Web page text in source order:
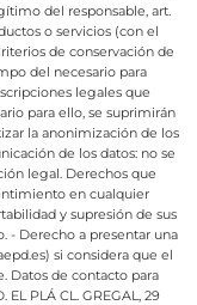
del responsable, art.
o servicios (con el
de conservación de
del necesario para
legales que
para ello, se suprimirán
la anonimización de los
de los datos: no se
legal. Derechos que
en cualquier
y supresión de sus
- Derecho a presentar una
si considera que el
Datos de contacto para
EL PLÁ CL. GREGAL, 29